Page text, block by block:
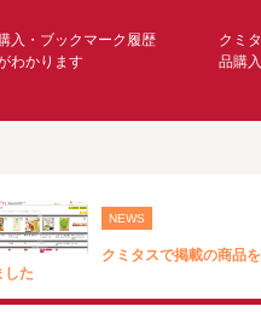
入・ブックマーク履歴
わかります
クミ
品購
NEWS
クミタスで掲載の商品
した